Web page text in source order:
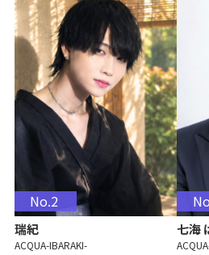
No.2
瑞紀
ACQUA-IBARAKI-
七海